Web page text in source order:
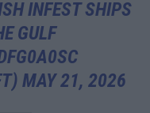
INFEST SHIPS
GULF
MAY 21, 2026